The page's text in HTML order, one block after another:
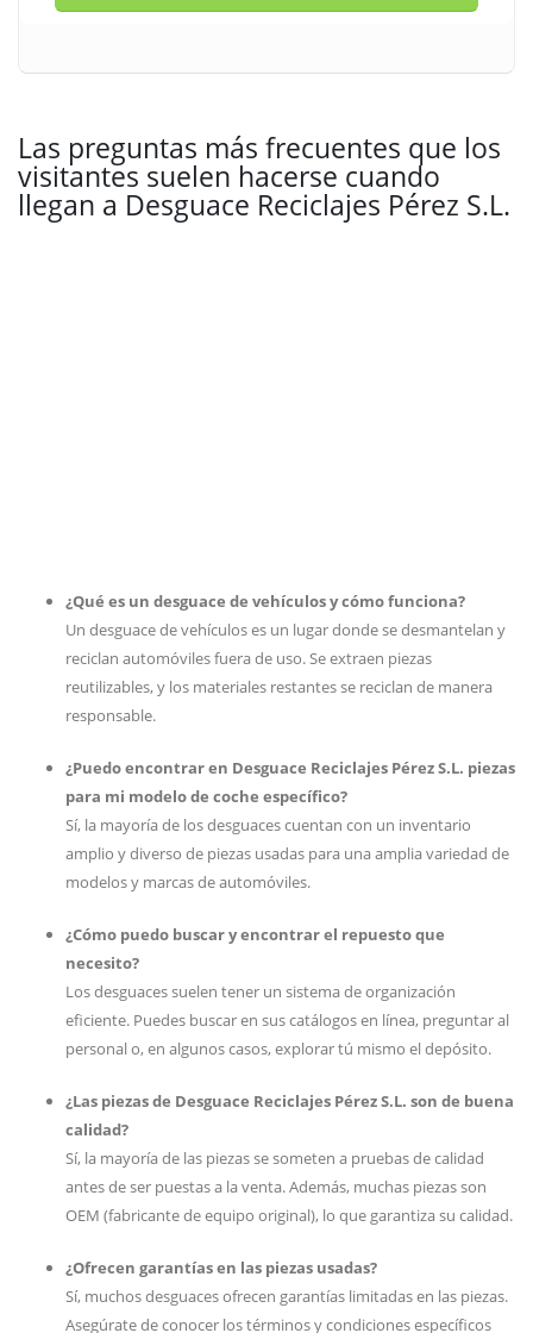
Las preguntas más frecuentes que los
visitantes suelen hacerse cuando
llegan a Desguace Reciclajes Pérez S.L.
¿Qué es un desguace de vehículos y cómo funciona?
Un desguace de vehículos es un lugar donde se desmantelan y
reciclan automóviles fuera de uso. Se extraen piezas
reutilizables, y los materiales restantes se reciclan de manera
responsable.
¿Puedo encontrar en Desguace Reciclajes Pérez S.L. piezas
para mi modelo de coche específico?
Sí, la mayoría de los desguaces cuentan con un inventario
amplio y diverso de piezas usadas para una amplia variedad de
modelos y marcas de automóviles.
¿Cómo puedo buscar y encontrar el repuesto que
necesito?
Los desguaces suelen tener un sistema de organización
eficiente. Puedes buscar en sus catálogos en línea, preguntar al
personal o, en algunos casos, explorar tú mismo el depósito.
¿Las piezas de Desguace Reciclajes Pérez S.L. son de buena
calidad?
Sí, la mayoría de las piezas se someten a pruebas de calidad
antes de ser puestas a la venta. Además, muchas piezas son
OEM (fabricante de equipo original), lo que garantiza su calidad.
¿Ofrecen garantías en las piezas usadas?
Sí, muchos desguaces ofrecen garantías limitadas en las piezas.
Asegúrate de conocer los términos y condiciones específicos